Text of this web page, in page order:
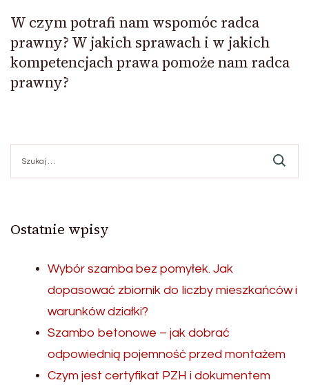
W czym potrafi nam wspomóc radca
prawny? W jakich sprawach i w jakich
kompetencjach prawa pomoże nam radca
prawny?
Ostatnie wpisy
Wybór szamba bez pomyłek. Jak
dopasować zbiornik do liczby mieszkańców i
warunków działki?
Szambo betonowe – jak dobrać
odpowiednią pojemność przed montażem
Czym jest certyfikat PZH i dokumentem